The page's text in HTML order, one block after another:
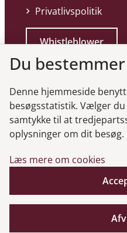
Privatlivspolitik
Whistleblower
Genveje
Gå til
Gå til
Du
Denne hjemmeside
besøgsstatistik. Vælger
samtykke til at
oplysninger om dit besøg.
Læs mere om cookies